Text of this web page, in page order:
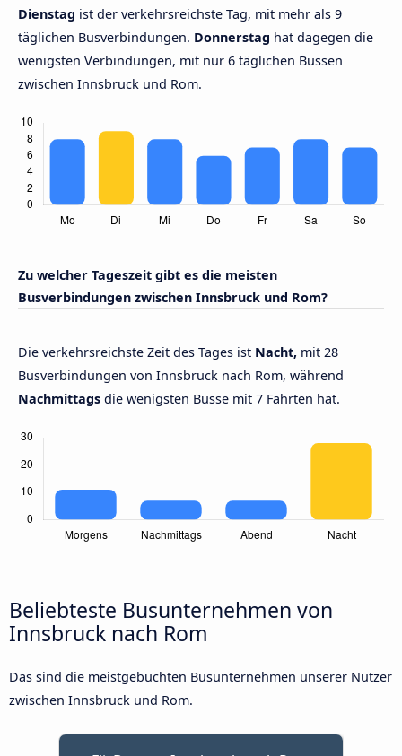
Dienstag ist der verkehrsreichste Tag, mit mehr als 9
täglichen Busverbindungen. Donnerstag hat dagegen die
wenigsten Verbindungen, mit nur 6 täglichen Bussen
zwischen Innsbruck und Rom.
Zu welcher Tageszeit gibt es die meisten
Busverbindungen zwischen Innsbruck und Rom?
Die verkehrsreichste Zeit des Tages ist Nacht, mit 28
Busverbindungen von Innsbruck nach Rom, während
Nachmittags die wenigsten Busse mit 7 Fahrten hat.
Beliebteste Busunternehmen von
Innsbruck nach Rom
Das sind die meistgebuchten Busunternehmen unserer Nutzer
zwischen Innsbruck und Rom.